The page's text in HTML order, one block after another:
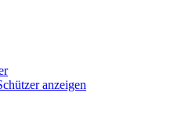
anzeigen